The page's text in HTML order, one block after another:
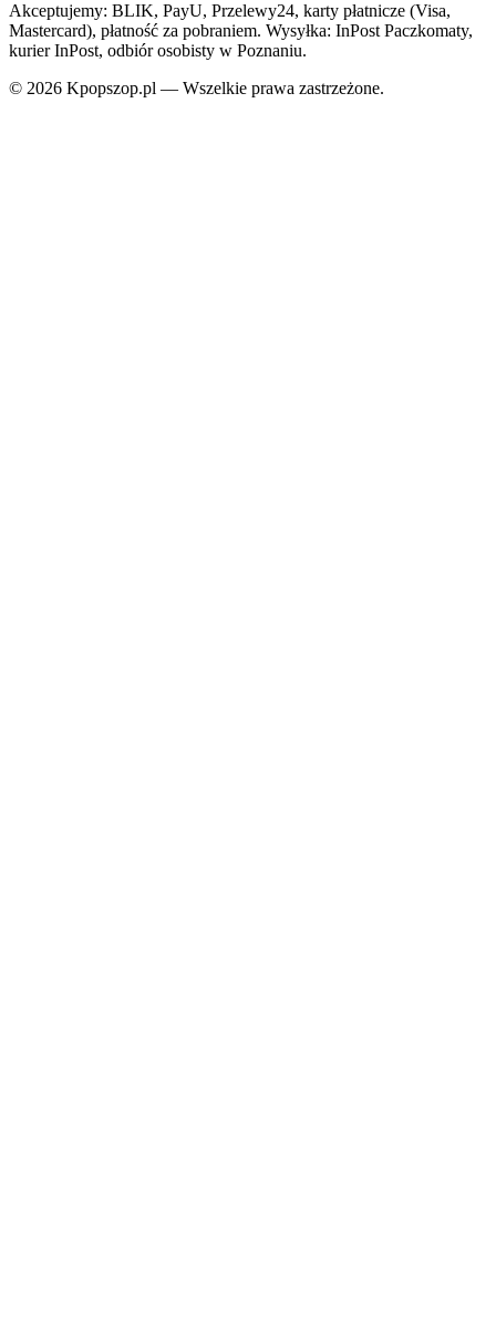
Akceptujemy: BLIK, PayU, Przelewy24, karty płatnicze (Visa,
Mastercard), płatność za pobraniem. Wysyłka: InPost Paczkomaty,
kurier InPost, odbiór osobisty w Poznaniu.
© 2026 Kpopszop.pl — Wszelkie prawa zastrzeżone.